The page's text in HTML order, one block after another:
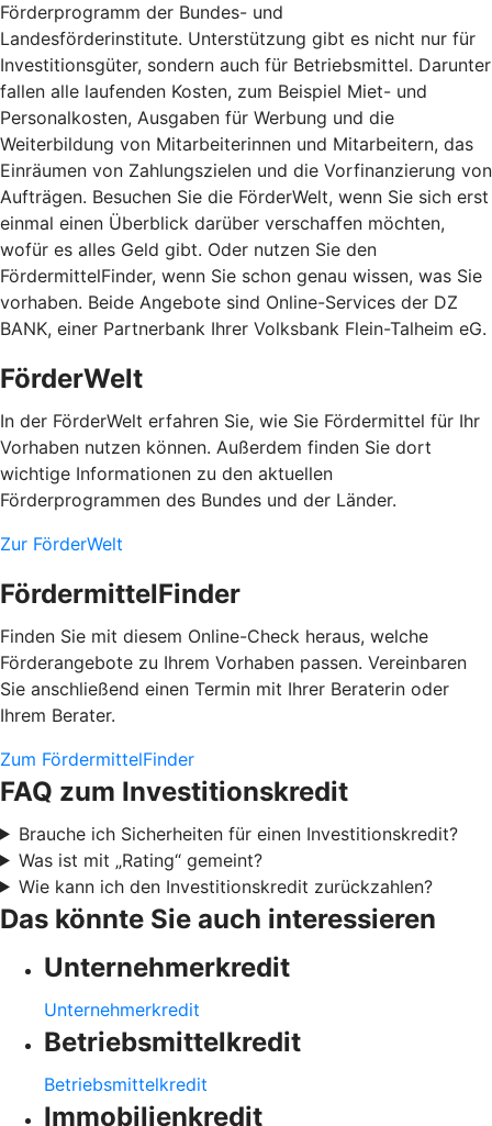
Förderprogramm der Bundes- und
Landesförderinstitute. Unterstützung gibt es nicht nur für
Investitionsgüter, sondern auch für Betriebsmittel. Darunter
fallen alle laufenden Kosten, zum Beispiel Miet- und
Personalkosten, Ausgaben für Werbung und die
Weiterbildung von Mitarbeiterinnen und Mitarbeitern, das
Einräumen von Zahlungszielen und die Vorfinanzierung von
Aufträgen. Besuchen Sie die FörderWelt, wenn Sie sich erst
einmal einen Überblick darüber verschaffen möchten,
wofür es alles Geld gibt. Oder nutzen Sie den
FördermittelFinder, wenn Sie schon genau wissen, was Sie
vorhaben. Beide Angebote sind Online-Services der DZ
BANK, einer Partnerbank Ihrer Volksbank Flein-Talheim eG.
FörderWelt
In der FörderWelt erfahren Sie, wie Sie Fördermittel für Ihr
Vorhaben nutzen können. Außerdem finden Sie dort
wichtige Informationen zu den aktuellen
Förderprogrammen des Bundes und der Länder.
Zur FörderWelt
FördermittelFinder
Finden Sie mit diesem Online-Check heraus, welche
Förderangebote zu Ihrem Vorhaben passen. Vereinbaren
Sie anschließend einen Termin mit Ihrer Beraterin oder
Ihrem Berater.
Zum FördermittelFinder
FAQ zum Investitionskredit
Brauche ich Sicherheiten für einen Investitionskredit?
Was ist mit „Rating“ gemeint?
Wie kann ich den Investitionskredit zurückzahlen?
Das könnte Sie auch interessieren
Unternehmerkredit
Unternehmerkredit
Betriebsmittelkredit
Betriebsmittelkredit
Immobilienkredit